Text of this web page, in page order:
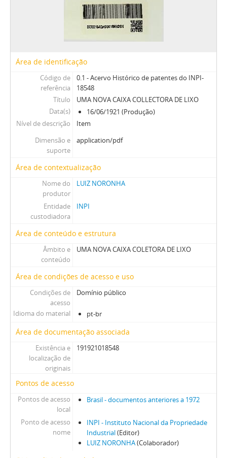
Área de identificação
Código de
referência
0.1 - Acervo Histórico de patentes do INPI-
18548
Título
UMA NOVA CAIXA COLLECTORA DE LIXO
Data(s)
16/06/1921 (Produção)
Nível de descrição
Item
Dimensão e
suporte
application/pdf
Área de contextualização
Nome do
produtor
LUIZ NORONHA
Entidade
custodiadora
INPI
Área de conteúdo e estrutura
Âmbito e
conteúdo
UMA NOVA CAIXA COLETORA DE LIXO
Área de condições de acesso e uso
Condições de
acesso
Domínio público
Idioma do material pt-br
Área de documentação associada
Existência e
localização de
originais
191921018548
Pontos de acesso
Pontos de acesso
local
Brasil - documentos anteriores a 1972
Ponto de acesso
nome
INPI - Instituto Nacional da Propriedade
Industrial(Editor)
LUIZ NORONHA(Colaborador)